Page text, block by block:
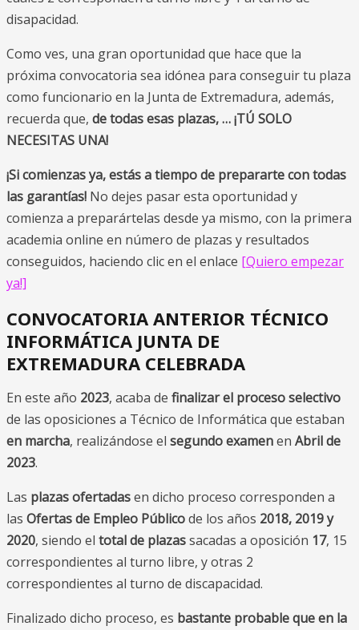
disapacidad.
Como ves, una gran oportunidad que hace que la
próxima convocatoria sea idónea para conseguir tu plaza
como funcionario en la Junta de Extremadura, además,
recuerda que, de todas esas plazas, … ¡TÚ SOLO
NECESITAS UNA!
¡Si comienzas ya, estás a tiempo de prepararte con todas
las garantías! No dejes pasar esta oportunidad y
comienza a preparártelas desde ya mismo, con la primera
academia online en número de plazas y resultados
conseguidos, haciendo clic en el enlace [Quiero empezar
ya!]
CONVOCATORIA ANTERIOR TÉCNICO
INFORMÁTICA JUNTA DE
EXTREMADURA CELEBRADA
En este año 2023, acaba de finalizar el proceso selectivo
de las oposiciones a Técnico de Informática que estaban
en marcha, realizándose el segundo examenen Abril de
2023.
Las plazas ofertadasen dicho proceso corresponden a
las Ofertas de Empleo Públicode los años 2018, 2019 y
2020, siendo el total de plazassacadas a oposición 17, 15
correspondientes al turno libre, y otras 2
correspondientes al turno de discapacidad.
Finalizado dicho proceso, es bastante probable que en la